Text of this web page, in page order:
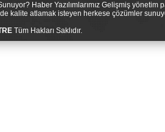
Haber Yazılımlarımız Gelişmiş
kalite atlamak isteyen herkese çözümler
Tüm Hakları Saklıdır.